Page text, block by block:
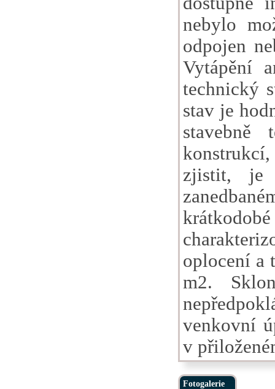
nebylo
odpojen
Vytápění
technický
stav je
stavebně
zjistit, je
oplocení a
m2.
venkovní
v
Fotogalerie